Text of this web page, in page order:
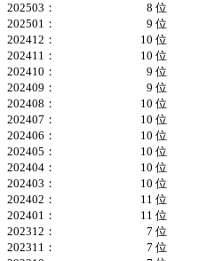
202503：
8 位
202501：
9 位
202412：
10 位
202411：
10 位
202410：
9 位
202409：
9 位
202408：
10 位
202407：
10 位
202406：
10 位
202405：
10 位
202404：
10 位
202403：
10 位
202402：
11 位
202401：
11 位
202312：
7 位
202311：
7 位